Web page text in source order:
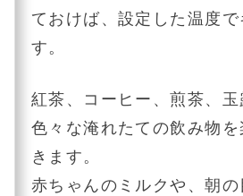
ておけば、設定した温度で
す。
紅茶、コーヒー、煎茶、玉
色々な淹れたての飲み物
きます。
赤ちゃんのミルクや、朝